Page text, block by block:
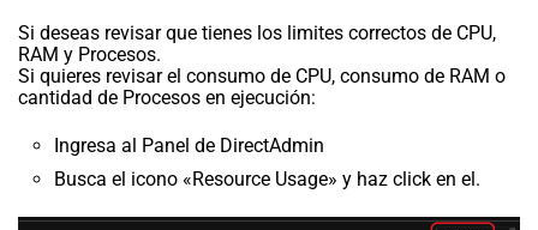
Si deseas revisar que tienes los limites correctos de CPU,
RAM y Procesos.
Si quieres revisar el consumo de CPU, consumo de RAM o
cantidad de Procesos en ejecución:
Ingresa al Panel de DirectAdmin
Busca el icono «Resource Usage» y haz click en el.